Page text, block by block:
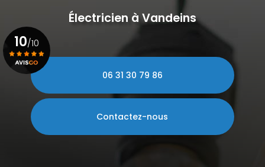
Portails
Électricien à Vandeins
06 31 30 79 86
Contactez-nous
10/10
Voir le certificat